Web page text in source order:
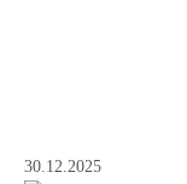
30.12.2025